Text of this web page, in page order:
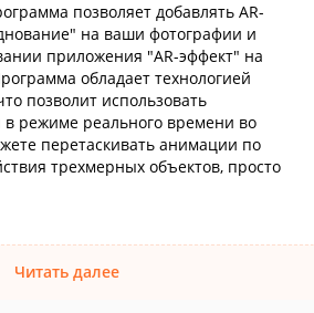
позволяет добавлять AR-
на ваши фотографии и
приложения "AR-эффект" на
обладает технологией
позволит использовать
режиме реального времени во
перетаскивать анимации по
трехмерных объектов, просто
Читать далее